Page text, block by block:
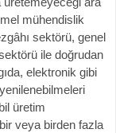
mühendislik
sektörü, genel
ile doğrudan
elektronik gibi
üretim
veya birden fazla